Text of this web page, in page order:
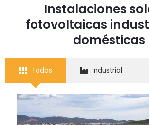
Instalaciones
fotovoltaicas
domésticas
Todos Industrial